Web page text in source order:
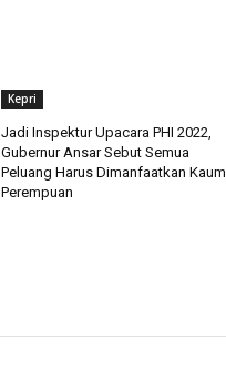
Kepri
Jadi Inspektur Upacara PHI 2022,
Gubernur Ansar Sebut Semua
Peluang Harus Dimanfaatkan Kaum
Perempuan